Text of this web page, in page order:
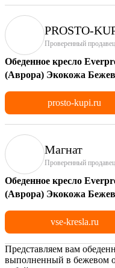
PROSTO-
Проверенный
Обеденное кресло
(Аврора) Экокожа
prosto-kupi.ru
Магнат
Проверенный
Обеденное кресло
(Аврора) Экокожа
vse-kresla.ru
Представляем вам
выполненный в бежевом